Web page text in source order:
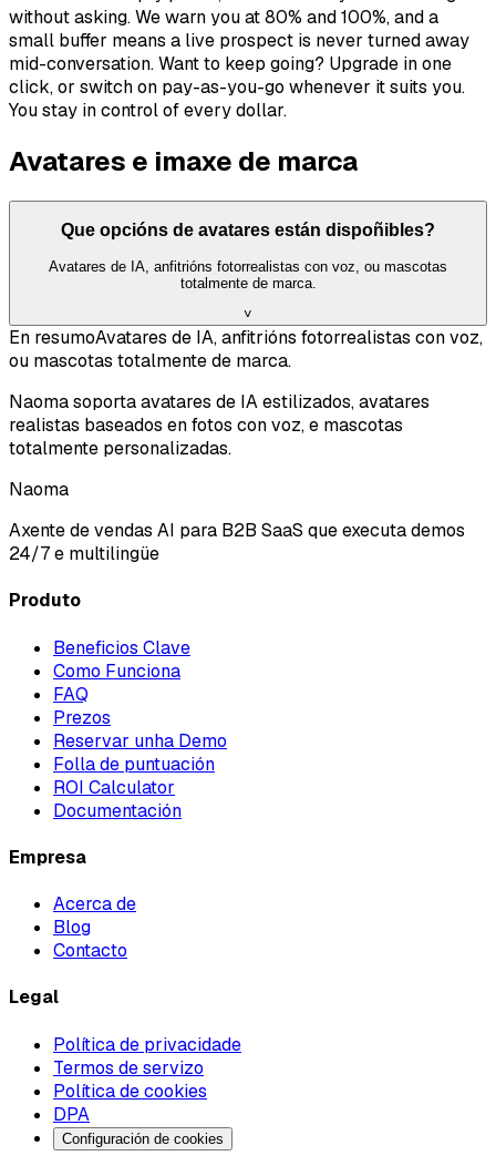
without asking. We warn you at 80% and 100%, and a
small buffer means a live prospect is never turned away
mid-conversation. Want to keep going? Upgrade in one
click, or switch on pay-as-you-go whenever it suits you.
You stay in control of every dollar.
Avatares e imaxe de marca
Que opcións de avatares están dispoñibles?
Avatares de IA, anfitrións fotorrealistas con voz, ou mascotas
totalmente de marca.
˅
En resumoAvatares de IA, anfitrións fotorrealistas con voz,
ou mascotas totalmente de marca.
Naoma soporta avatares de IA estilizados, avatares
realistas baseados en fotos con voz, e mascotas
totalmente personalizadas.
Naoma
Axente de vendas AI para B2B SaaS que executa demos
24/7 e multilingüe
Produto
Beneficios Clave
Como Funciona
FAQ
Prezos
Reservar unha Demo
Folla de puntuación
ROI Calculator
Documentación
Empresa
Acerca de
Blog
Contacto
Legal
Política de privacidade
Termos de servizo
Política de cookies
DPA
Configuración de cookies